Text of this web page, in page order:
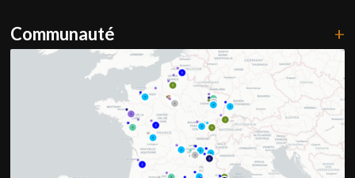
Communauté +